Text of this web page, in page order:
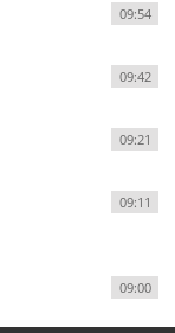
09:54
09:42
09:21
09:11
09:00